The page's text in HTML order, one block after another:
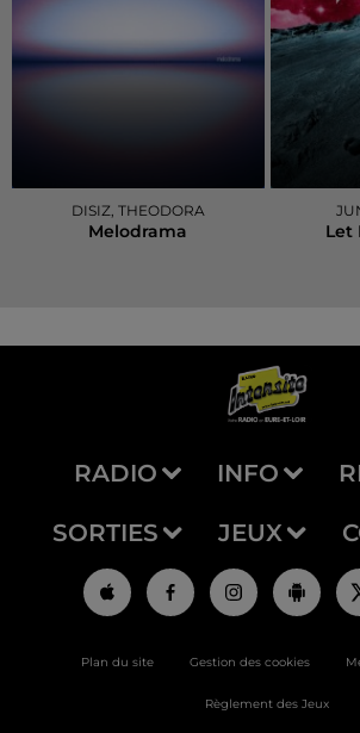
DISIZ, THEODORA
Melodrama Let
RADIO INFO
SORTIES JEUX
Plan du site Gestion des cookies
Règlement des Jeux